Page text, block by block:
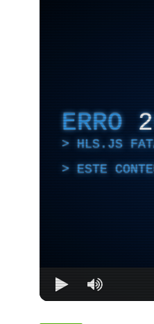
ERRO
HLS.JS
ESTE